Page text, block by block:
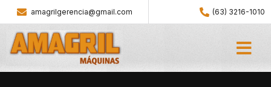
amagrilgerencia@gmail.com (63) 3216-1010